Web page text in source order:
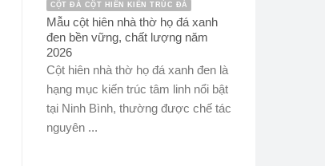
CỘT ĐÁ CỘT HIÊN KIẾN TRÚC ĐÁ
Mẫu cột hiên nhà thờ họ đá xanh
đen bền vững, chất lượng năm
2026
Cột hiên nhà thờ họ đá xanh đen là
hạng mục kiến trúc tâm linh nổi bật
tại Ninh Bình, thường được chế tác
nguyên ...